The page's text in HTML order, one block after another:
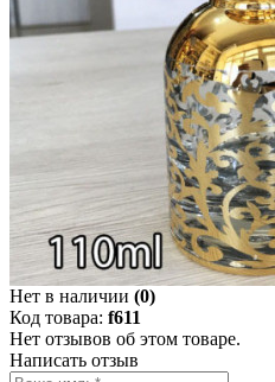
Нет в наличии (0)
Код товара: f611
Нет отзывов об этом товаре.
Написать отзыв